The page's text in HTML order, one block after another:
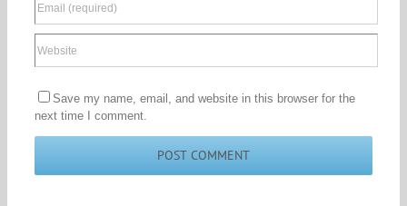
Save my name, email, and website in this browser for the
next time I comment.